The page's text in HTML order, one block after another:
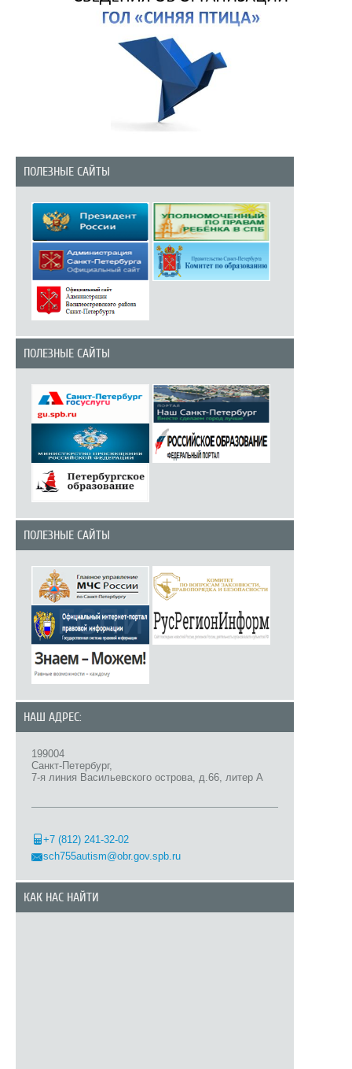
ПОЛЕЗНЫЕ САЙТЫ
ПОЛЕЗНЫЕ САЙТЫ
ПОЛЕЗНЫЕ САЙТЫ
НАШ АДРЕС:
199004
Санкт-Петербург,
7-я линия Васильевского острова, д.66, литер А
+7 (812) 241-32-02
sch755autism@obr.gov.spb.ru
КАК НАС НАЙТИ